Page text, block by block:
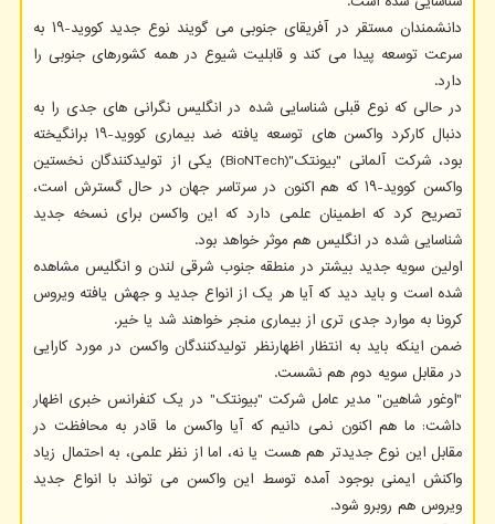
دانشمندان مستقر در آفریقای جنوبی می گویند نوع جدید کووید-۱۹ به
سرعت توسعه پیدا می کند و قابلیت شیوع در همه کشورهای جنوبی را
دارد.
در حالی که نوع قبلی شناسایی شده در انگلیس نگرانی های جدی را به
دنبال کارکرد واکسن های توسعه یافته ضد بیماری کووید-۱۹ برانگیخته
بود، شرکت آلمانی "بیونتک"(BioNTech) یکی از تولیدکنندگان نخستین
واکسن کووید-۱۹ که هم اکنون در سرتاسر جهان در حال گسترش است،
تصریح کرد که اطمینان علمی دارد که این واکسن برای نسخه جدید
شناسایی شده در انگلیس هم موثر خواهد بود.
اولین سویه جدید بیشتر در منطقه جنوب شرقی لندن و انگلیس مشاهده
شده است و باید دید که آیا هر یک از انواع جدید و جهش یافته ویروس
کرونا به موارد جدی تری از بیماری منجر خواهند شد یا خیر.
ضمن اینکه باید به انتظار اظهارنظر تولیدکنندگان واکسن در مورد کارایی
در مقابل سویه دوم هم نشست.
"اوغور شاهین" مدیر عامل شرکت "بیونتک" در یک کنفرانس خبری اظهار
داشت: ما هم اکنون نمی دانیم که آیا واکسن ما قادر به محافظت در
مقابل این نوع جدیدتر هم هست یا نه، اما از نظر علمی، به احتمال زیاد
واکنش ایمنی بوجود آمده توسط این واکسن می تواند با انواع جدید
ویروس هم روبرو شود.